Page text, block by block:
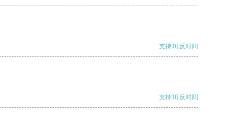
支持[0] 反对[0]
支持[0] 反对[0]